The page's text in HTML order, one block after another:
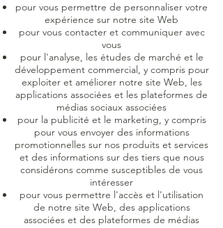
pour vous permettre de personnaliser votre
expérience sur notre site Web
pour vous contacter et communiquer avec
vous
pour l'analyse, les études de marché et le
développement commercial, y compris pour
exploiter et améliorer notre site Web, les
applications associées et les plateformes de
médias sociaux associées
pour la publicité et le marketing, y compris
pour vous envoyer des informations
promotionnelles sur nos produits et services
et des informations sur des tiers que nous
considérons comme susceptibles de vous
intéresser
pour vous permettre l'accès et l'utilisation
de notre site Web, des applications
associées et des plateformes de médias